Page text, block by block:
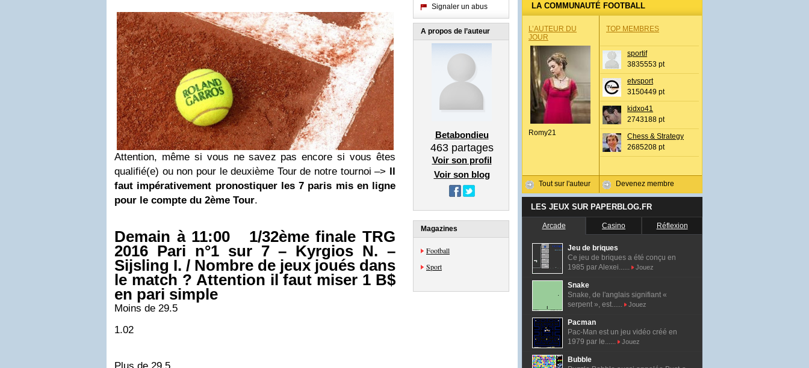
Attention, même si vous ne savez pas encore si vous êtes
qualifié(e) ou non pour le deuxième Tour de notre tournoi –> Il
faut impérativement pronostiquer les 7 paris mis en ligne
pour le compte du 2ème Tour.
Demain à 11:00 1/32ème finale TRG
2016 Pari n°1 sur 7– Kyrgios N. –
Sijsling I. / Nombre de jeux joués dans
le match ? Attention il faut miser 1 B$
en pari simple
Moins de 29.5
1.02
Signaler un abus
A propos de l’auteur
Betabondieu
463partages
Voir son profil
Voir son blog
Magazines
Football
Sport
LA COMMUNAUTÉ FOOTBALL
L’AUTEUR DU
JOUR
Romy21
Tout sur l'auteur
TOP MEMBRES
sportif
3835553 pt
etvsport
3150449 pt
kidxo41
2743188 pt
Chess & Strategy
2685208 pt
Devenez membre
LES JEUX SUR PAPERBLOG.FR
Arcade Casino Réflexion
Jeu de briques
Ce jeu de briques a été conçu en
1985 par Alexei......
Jouez
Snake
Snake, de l'anglais signifiant «
serpent », est......
Jouez
Pacman
Pac-Man est un jeu vidéo créé en
1979 par le......
Jouez
Bubble